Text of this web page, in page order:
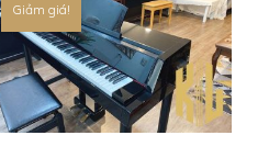
Giảm giá!